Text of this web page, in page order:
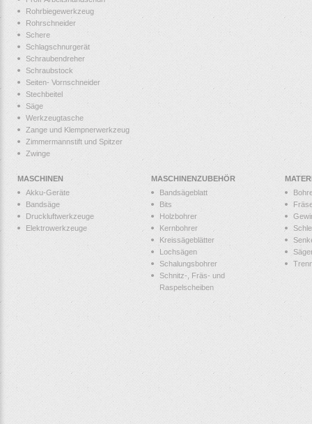
Rohrbiegewerkzeug
Rohrschneider
Schere
Schlagschnurgerät
Schraubendreher
Schraubstock
Seiten- Vornschneider
Stechbeitel
Säge
Werkzeugtasche
Zange und Klempnerwerkzeug
Zimmermannstift und Spitzer
Zwinge
MASCHINEN
Akku-Geräte
Bandsäge
Druckluftwerkzeuge
Elektrowerkzeuge
MASCHINENZUBEHÖR
Bandsägeblatt
Bits
Holzbohrer
Kernbohrer
Kreissägeblätter
Lochsägen
Schalungsbohrer
Schnitz-, Fräs- und
Raspelscheiben